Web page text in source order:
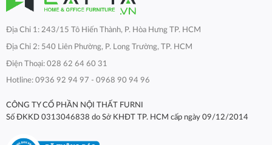
Địa Chỉ 1: 243/15 Tô Hiến Thành, P. Hòa Hưng TP. HCM
Địa Chỉ 2: 540 Liên Phường, P. Long Trường, TP. HCM
Điện Thoại: 028 62 64 60 31
Hotline: 0936 92 94 97 - 0968 90 94 96
CÔNG TY CỔ PHẦN NỘI THẤT FURNI
Số ĐKKD 0313046838 do Sở KHĐT TP. HCM cấp ngày 09/12/2014